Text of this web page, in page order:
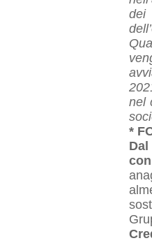
dei
nel
*